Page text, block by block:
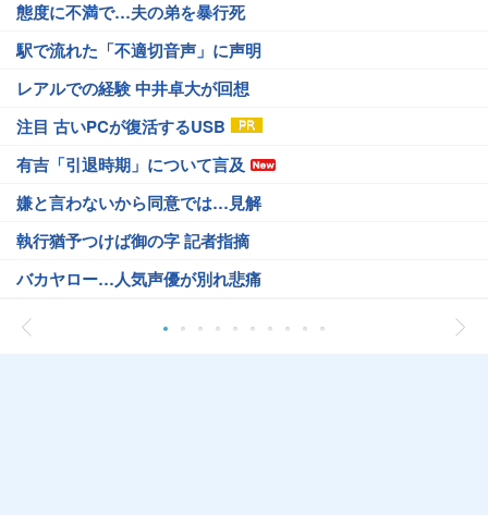
態度に不満で…夫の弟を暴行死
駅で流れた「不適切音声」に声明
レアルでの経験 中井卓大が回想
注目 古いPCが復活するUSB
有吉「引退時期」について言及
嫌と言わないから同意では…見解
執行猶予つけば御の字 記者指摘
バカヤロー…人気声優が別れ悲痛